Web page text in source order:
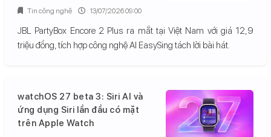
JBL PartyBox Encore 2 Plus ra mắt tại Việt Nam với giá 12,9
triệu đồng, tích hợp công nghệ AI EasySing tách lời bài hát.
Tin công nghệ 13/07/2026 09:00
watchOS 27 beta 3: Siri AI và
ứng dụng Siri lần đầu có mặt
trên Apple Watch